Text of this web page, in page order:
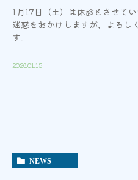
1月17日（土）は休診とさせて
迷惑をおかけしますが、よろし
す。
2026.01.15
NEWS